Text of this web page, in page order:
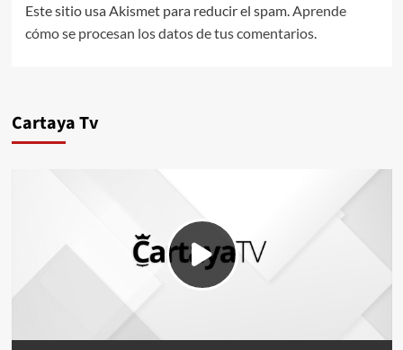
Este sitio usa Akismet para reducir el spam. Aprende
cómo se procesan los datos de tus comentarios.
Cartaya Tv